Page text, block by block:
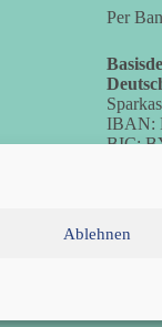
Ablehnen
Per
IBAN:
BIC:
Richtlinie (EU)